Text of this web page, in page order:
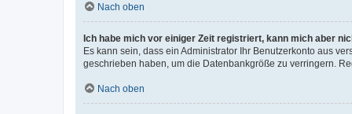
Nach oben
Ich habe mich vor einiger Zeit registriert, kann mich aber
Es kann sein, dass ein Administrator Ihr Benutzerkonto aus
geschrieben haben, um die Datenbankgröße zu verringern.
Nach oben